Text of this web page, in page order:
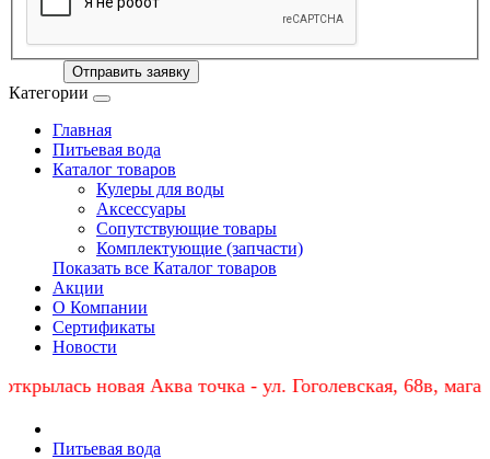
Отправить заявку
Категории
Главная
Питьевая вода
Каталог товаров
Кулеры для воды
Аксессуары
Сопутствующие товары
Комплектующие (запчасти)
Показать все Каталог товаров
Акции
О Компании
Сертификаты
Новости
новая Аква точка - ул. Гоголевская, 68в,
Питьевая вода